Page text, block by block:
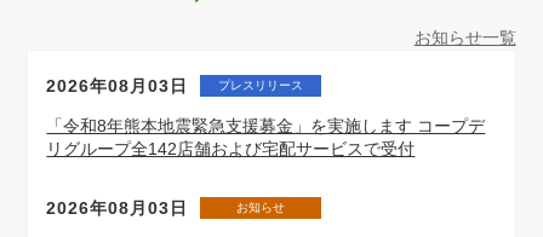
お知らせ一覧
2026年08月03日 プレスリリース
「令和8年熊本地震緊急支援募金」を実施します コープデ
リグループ全142店舗および宅配サービスで受付
2026年08月03日 お知らせ